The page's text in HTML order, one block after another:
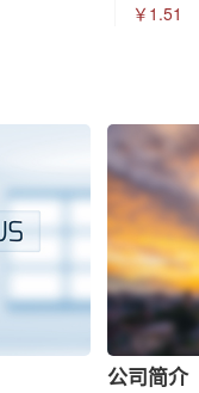
￥1.51
公司简介